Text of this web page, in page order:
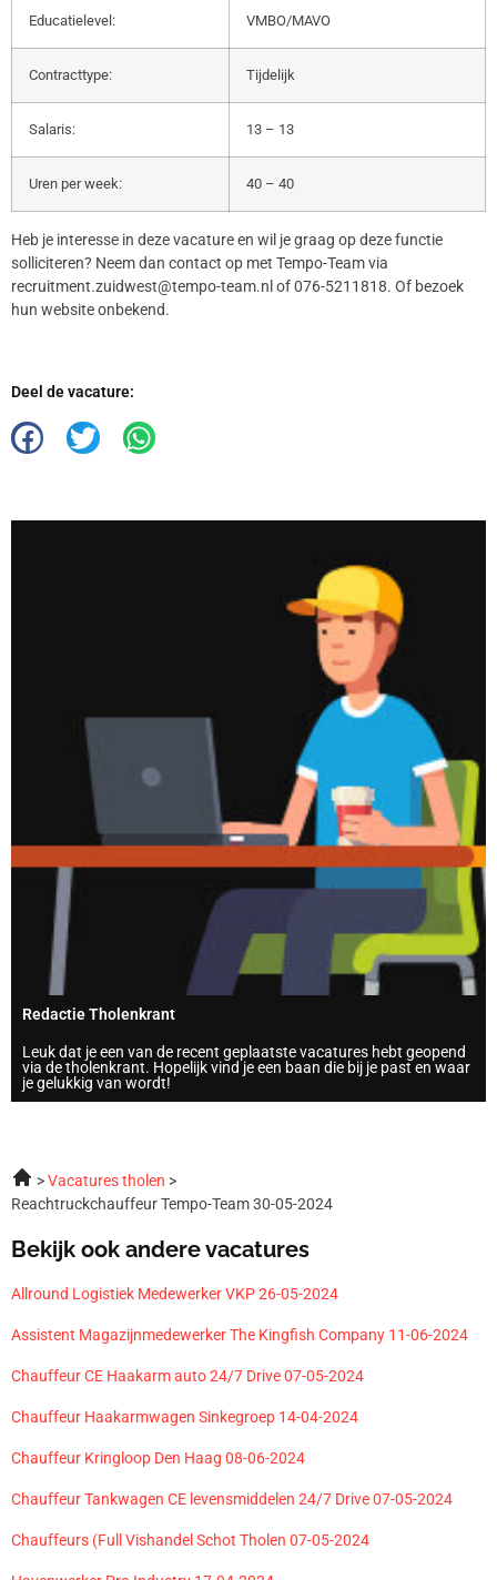
Educatielevel: VMBO/MAVO
Contracttype: Tijdelijk
Salaris: 13 – 13
Uren per week: 40 – 40
Heb je interesse in deze vacature en wil je graag op deze functie
solliciteren? Neem dan contact op met Tempo-Team via
recruitment.zuidwest@tempo-team.nl of 076-5211818. Of bezoek
hun website onbekend.
Deel de vacature:
Redactie Tholenkrant
Leuk dat je een van de recent geplaatste vacatures hebt geopend
via de tholenkrant. Hopelijk vind je een baan die bij je past en waar
je gelukkig van wordt!
Vacatures tholen
Reachtruckchauffeur Tempo-Team 30-05-2024
Bekijk ook andere vacatures
Allround Logistiek Medewerker VKP 26-05-2024
Assistent Magazijnmedewerker The Kingfish Company 11-06-2024
Chauffeur CE Haakarm auto 24/7 Drive 07-05-2024
Chauffeur Haakarmwagen Sinkegroep 14-04-2024
Chauffeur Kringloop Den Haag 08-06-2024
Chauffeur Tankwagen CE levensmiddelen 24/7 Drive 07-05-2024
Chauffeurs (Full Vishandel Schot Tholen 07-05-2024